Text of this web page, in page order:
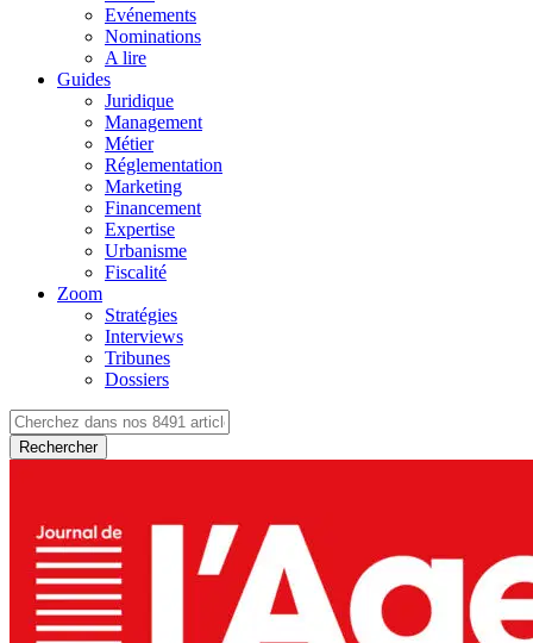
Evénements
Nominations
A lire
Guides
Juridique
Management
Métier
Réglementation
Marketing
Financement
Expertise
Urbanisme
Fiscalité
Zoom
Stratégies
Interviews
Tribunes
Dossiers
Rechercher